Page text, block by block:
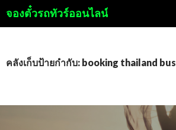
จองตั๋วรถทัวร์ออนไลน์
เนื้อหา
คลังเก็บป้ายกำกับ: booking thailand bus